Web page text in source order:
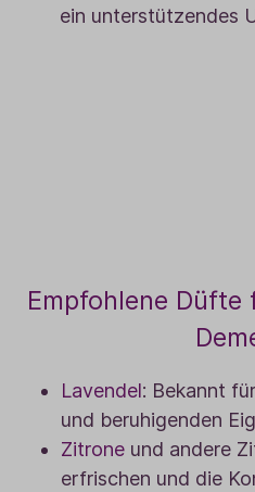
ein unterstützendes
Empfohlene
Lavendel: Bekannt
und beruhigenden
Zitrone und andere
erfrischen und die